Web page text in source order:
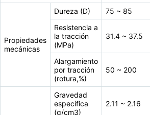
Propiedades
mecánicas
Dureza (D) 75 ~ 85
Resistencia a
la tracción
(MPa)
31.4 ~ 37.5
Alargamiento
por tracción
(rotura,%)
50 ~ 200
Gravedad
específica
(g/cm3)
2.11 ~ 2.16